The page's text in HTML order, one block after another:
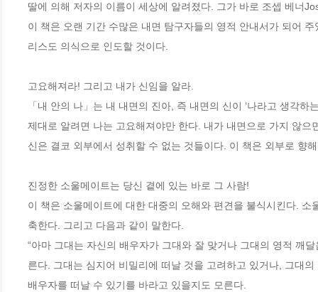
딸에 의해 저자의 이름이 세상에 알려졌다. 그가 바로 조셉 베너
이 책은 오랜 기간 수많은 내면 탐구자들의 영적 안내서가 되어
리스도 의식으로 인도할 것이다.
고요해져라! 그리고 내가 신임을 알라.
「내 안의 나」는 내 내면의 진아, 즉 내면의 신이 ‘나라고 생각
제대로 알려면 나는 고요해져야만 한다. 내가 내면으로 가지 않
신은 결코 외부에서 성취할 수 없는 것들이다. 이 책은 외부로 향
진정한 소울메이트는 당신 곁에 있는 바로 그 사람!
이 책은 소울메이트에 대한 대중의 오해와 편견을 불식시킨다. 소
축한다. 그리고 다음과 같이 말한다.
“아마 그대는 자신의 배우자가 그대와 잘 맞거나 그대의 영적 깨
른다. 그대는 심지어 비밀리에 떠날 것을 고려하고 있거나, 그대
배우자를 떠날 수 있기를 바라고 있을지도 모른다.